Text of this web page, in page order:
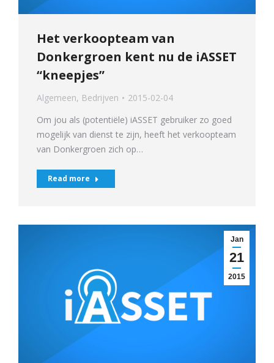
Het verkoopteam van
Donkergroen kent nu de iASSET
“kneepjes”
Algemeen, Bedrijven
2015-02-04
Om jou als (potentiële) iASSET gebruiker zo goed
mogelijk van dienst te zijn, heeft het verkoopteam
van Donkergroen zich op…
Read more
Jan
21
2015